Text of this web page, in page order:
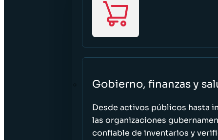
Gobierno, finanzas y
Desde activos públicos hasta
las organizaciones
confiable de inventarios y